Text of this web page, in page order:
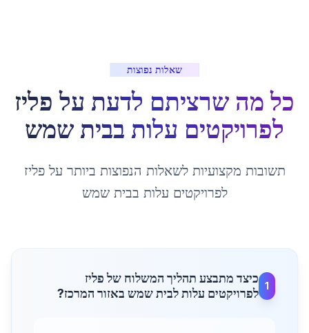
שאלות נפוצות
כל מה שרציתם לדעת על פליז
לפרויקטים עלות בבית שמש
תשובות מקצועיות לשאלות הנפוצות ביותר עלפליז
לפרויקטים עלות בבית שמש
1
כיצד מתבצע תהליך המשלוח של פליז
לפרויקטים עלות לבית שמש באזור המרכז?